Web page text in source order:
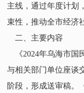
主线，通过年度计划
束性，推动全市经济
二、主要内容
《2024年乌海市国
与相关部门单位座谈
阶段，形成送审稿。